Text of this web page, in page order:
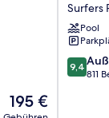
Der
Preis
195 €
Coast
and
Jewel
Surfers
Surfers
Pool
9.4
von
9,4
811